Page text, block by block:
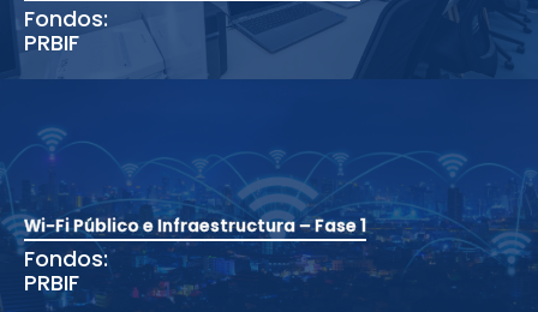
Fondos:
PRBIF
Wi-Fi Público e Infraestructura – Fase 1
Fondos:
PRBIF